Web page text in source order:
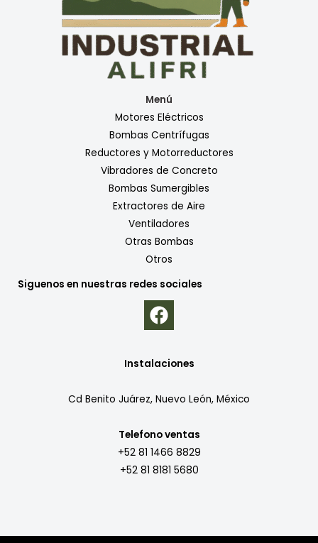
Menú
Motores Eléctricos
Bombas Centrífugas
Reductores y Motorreductores
Vibradores de Concreto
Bombas Sumergibles
Extractores de Aire
Ventiladores
Otras Bombas
Otros
Siguenos en nuestras redes sociales
Instalaciones
Cd Benito Juárez, Nuevo León, México
Telefono ventas
+52 81 1466 8829
+52 81 8181 5680